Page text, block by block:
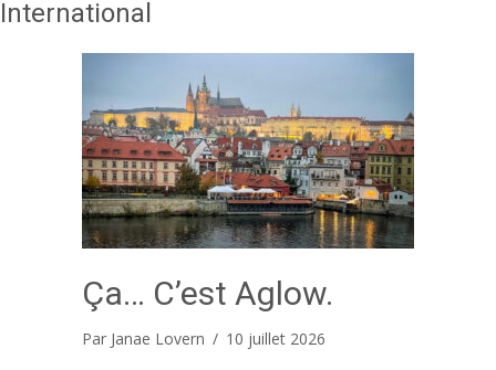
International
Ça… C’est Aglow.
Par Janae Lovern / 10 juillet 2026